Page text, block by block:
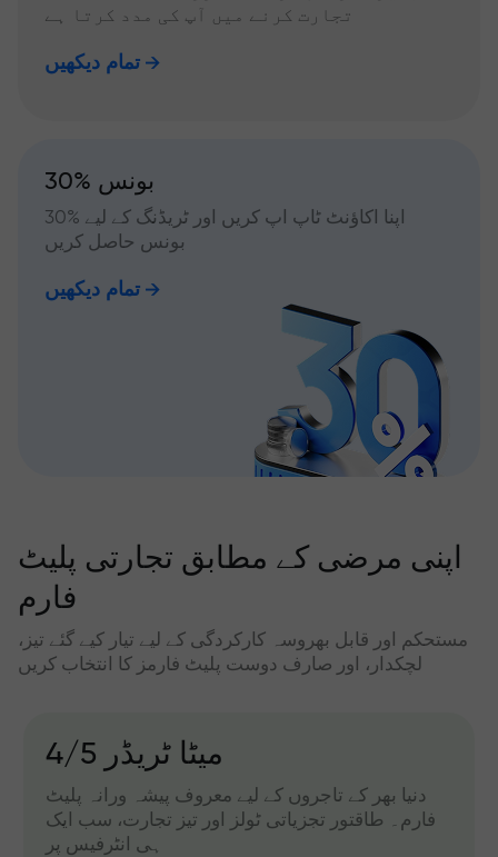
تجارت کرنے میں آپ کی مدد کرتا ہے
تمام دیکھیں
30% بونس
اپنا اکاؤنٹ ٹاپ اپ کریں اور ٹریڈنگ کے لیے %30
بونس حاصل کریں
تمام دیکھیں
اپنی مرضی کے مطابق تجارتی پلیٹ
فارم
مستحکم اور قابل بھروسہ کارکردگی کے لیے تیار کیے گئے تیز،
لچکدار، اور صارف دوست پلیٹ فارمز کا انتخاب کریں
میٹا ٹریڈر 4/5
دنیا بھر کے تاجروں کے لیے معروف پیشہ ورانہ پلیٹ
فارم۔ طاقتور تجزیاتی ٹولز اور تیز تجارت، سب ایک
ہی انٹرفیس پر